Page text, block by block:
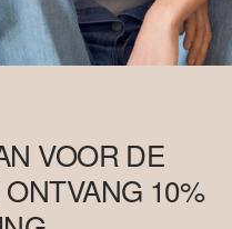
VOOR DE
10%